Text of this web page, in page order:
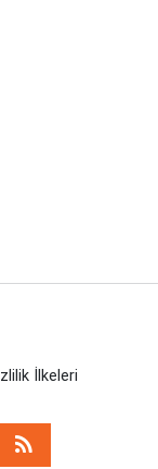
İlkeleri